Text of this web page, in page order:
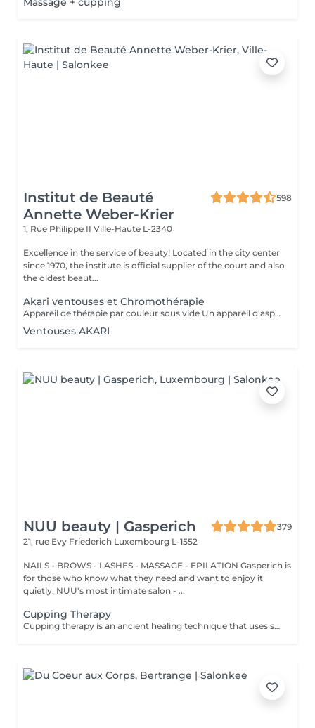
Institut de Beauté
Annette Weber-Krier
598
1, Rue Philippe II Ville-Haute L-2340
Excellence in the service of beauty! Located in the city center
since 1970, the institute is official supplier of the court and also
the oldest beaut...
Akari ventouses et Chromothérapie
Appareil de thérapie par couleur sous vide Un appareil d'aspiration - complété avec 21 couleurs (barre de couleurs Akari). APPLICATIONS En cosmétique, en massage, en physiothérapie et dans le domaine médical. AVANTAGE En raison du vide, de la levée sans pression, la circulation sanguine et la lymphe sont stimulées. Ce vide est constant, finement contrôlé et réglable. Il a un train doux. Cela signifie qu'il peut également être utilisé sur les zones les plus sensibles - cicatrices, contour des yeux, lèvres, zones douloureuses ... APPLICATIONS POSSIBLES EN COSMÉTIQUE, Pour resserrer et affiner le visage (rides autour des yeux et des lèvres), cou et décolleté les bras supérieurs , ventre , hanche , cellulite DANS LE MASSAGE, drainage , réflexologie , tissu conjonctif, le drainage lymphatique , compensation des méridiens , dans les blessures sportives Pour le post-traitement des opérations faciales Possibilité d'utiliser une pyramide de cristal de roche pour faire des stimulations de couleur.
Ventouses AKARI
NUU beauty | Gasperich
379
21, rue Evy Friederich Luxembourg L-1552
NAILS - BROWS - LASHES - MASSAGE - EPILATION Gasperich is
for those who know what they need and want to enjoy it
quietly. NUU's most intimate salon - ...
Cupping Therapy
Cupping therapy is an ancient healing technique that uses special cups to create gentle suction on the skin. This suction promotes blood flow, relieves muscle tension, reduces inflammation, and supports deep relaxation. The treatment can help release toxins, improve circulation, and ease chronic pain or stiffness. *Please note that cupping therapy could just be added to a massage service with includes back massage.